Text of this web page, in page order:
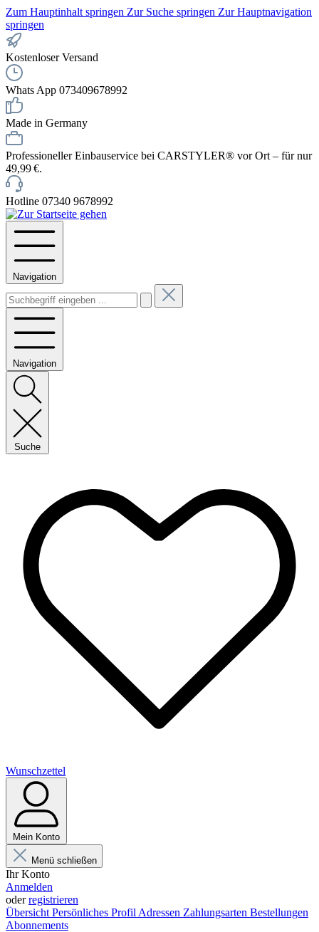
Zum Hauptinhalt springen Zur Suche springen Zur Hauptnavigation
springen
Kostenloser Versand
Whats App 073409678992
Made in Germany
Professioneller Einbauservice bei CARSTYLER® vor Ort – für nur
49,99 €.
Hotline 07340 9678992
Navigation
Navigation
Suche
Wunschzettel
Mein Konto
Menü schließen
Ihr Konto
Anmelden
oderregistrieren
Übersicht Persönliches Profil Adressen Zahlungsarten Bestellungen
Abonnements